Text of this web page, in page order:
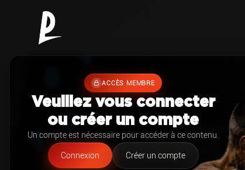
ACCÈS MEMBRE
Veuillez vous connecter
ou créer un compte
Un compte est nécessaire pour accéder à ce contenu.
Connexion Créer un compte